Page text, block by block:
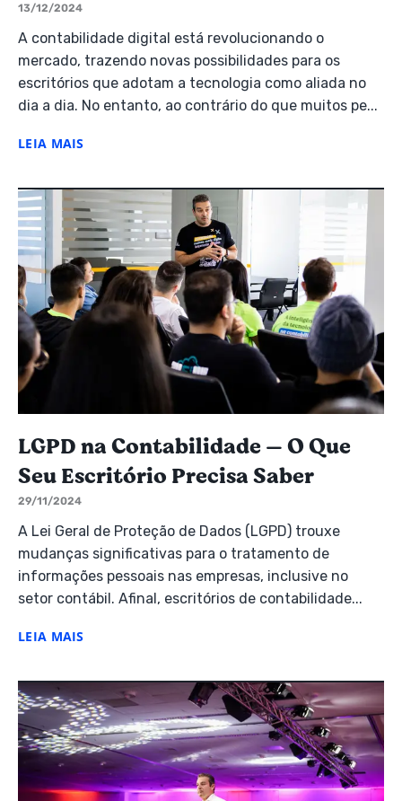
13/12/2024
A contabilidade digital está revolucionando o
mercado, trazendo novas possibilidades para os
escritórios que adotam a tecnologia como aliada no
dia a dia. No entanto, ao contrário do que muitos pe...
LEIA MAIS
LGPD na Contabilidade — O Que
Seu Escritório Precisa Saber
29/11/2024
A Lei Geral de Proteção de Dados (LGPD) trouxe
mudanças significativas para o tratamento de
informações pessoais nas empresas, inclusive no
setor contábil. Afinal, escritórios de contabilidade...
LEIA MAIS